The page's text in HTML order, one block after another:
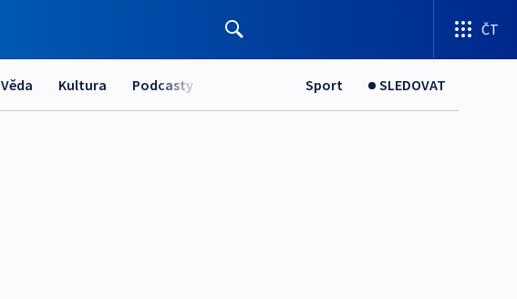
ČT
Věda Kultura Podcasty Sport SLEDOVAT